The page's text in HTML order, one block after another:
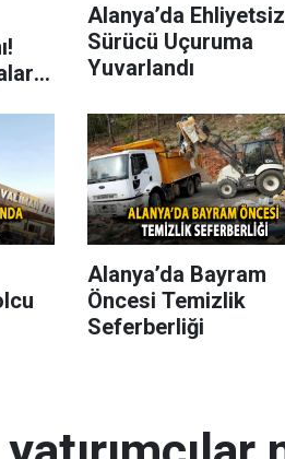
Alanya’da Ehliyetsiz
Sürücü Uçuruma
Yuvarlandı
Alanya’da Bayram
Öncesi Temizlik
Seferberliği